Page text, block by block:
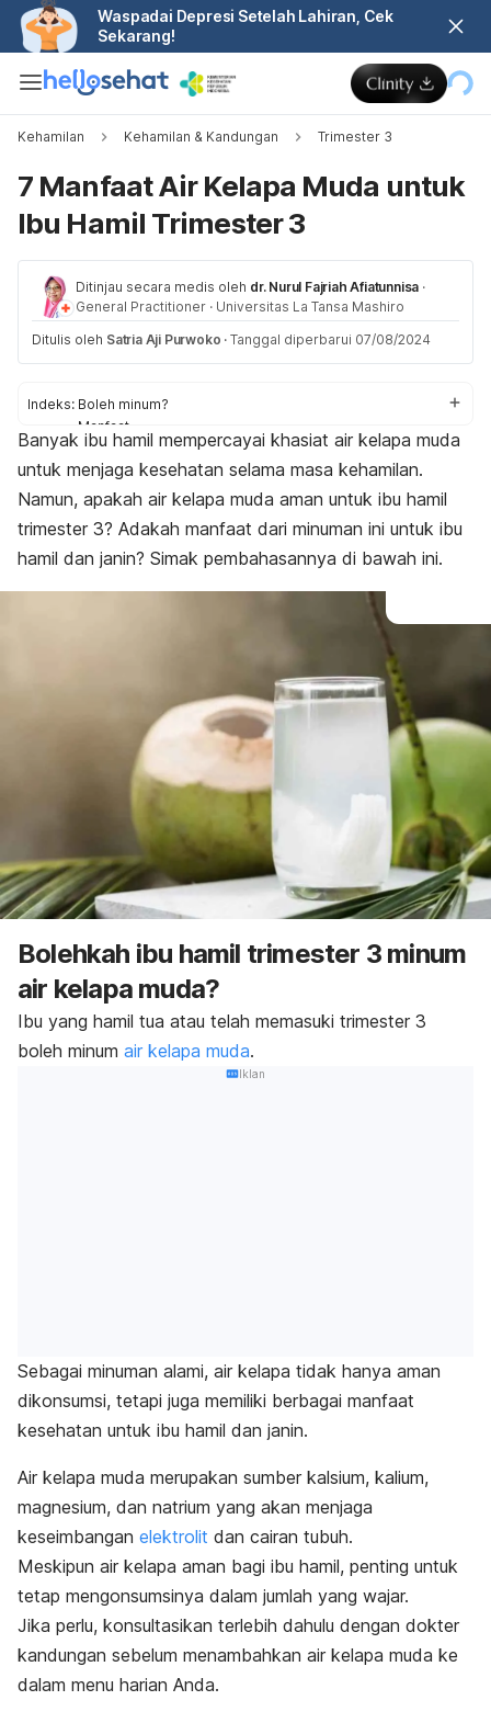
Waspadai Depresi Setelah Lahiran, Cek
Sekarang!
Kehamilan Kehamilan & Kandungan Trimester 3
7 Manfaat Air Kelapa Muda untuk
Ibu Hamil Trimester 3
Ditinjau secara medis oleh dr. Nurul Fajriah Afiatunnisa ·
General Practitioner · Universitas La Tansa Mashiro
Ditulis oleh Satria Aji Purwoko · Tanggal diperbarui 07/08/2024
Indeks: Boleh minum?
Manfaat
Aturan konsumsi
Banyak ibu hamil mempercayai khasiat air kelapa muda
untuk menjaga kesehatan selama masa kehamilan.
Namun, apakah air kelapa muda aman untuk ibu hamil
trimester 3? Adakah manfaat dari minuman ini untuk ibu
hamil dan janin? Simak pembahasannya di bawah ini.
Bolehkah ibu hamil trimester 3 minum
air kelapa muda?
Ibu yang hamil tua atau telah memasuki trimester 3
boleh minum air kelapa muda.
Iklan
Sebagai minuman alami, air kelapa tidak hanya aman
dikonsumsi, tetapi juga memiliki berbagai manfaat
kesehatan untuk ibu hamil dan janin.
Air kelapa muda merupakan sumber kalsium, kalium,
magnesium, dan natrium yang akan menjaga
keseimbangan elektrolit dan cairan tubuh.
Meskipun air kelapa aman bagi ibu hamil, penting untuk
tetap mengonsumsinya dalam jumlah yang wajar.
Jika perlu, konsultasikan terlebih dahulu dengan dokter
kandungan sebelum menambahkan air kelapa muda ke
dalam menu harian Anda.